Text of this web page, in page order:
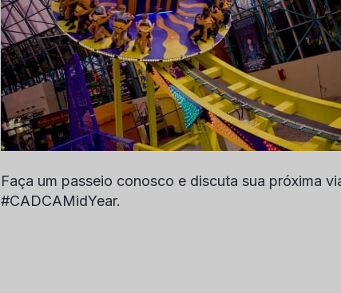
Faça um passeio conosco e discuta sua próxima
#CADCAMidYear.